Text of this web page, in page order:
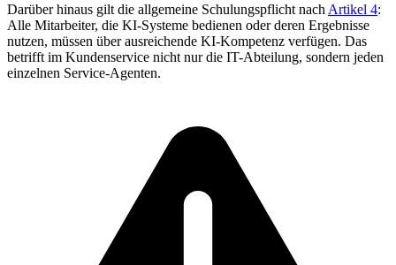
Darüber hinaus gilt die allgemeine Schulungspflicht nach Artikel 4:
Alle Mitarbeiter, die KI-Systeme bedienen oder deren Ergebnisse
nutzen, müssen über ausreichende KI-Kompetenz verfügen. Das
betrifft im Kundenservice nicht nur die IT-Abteilung, sondern jeden
einzelnen Service-Agenten.